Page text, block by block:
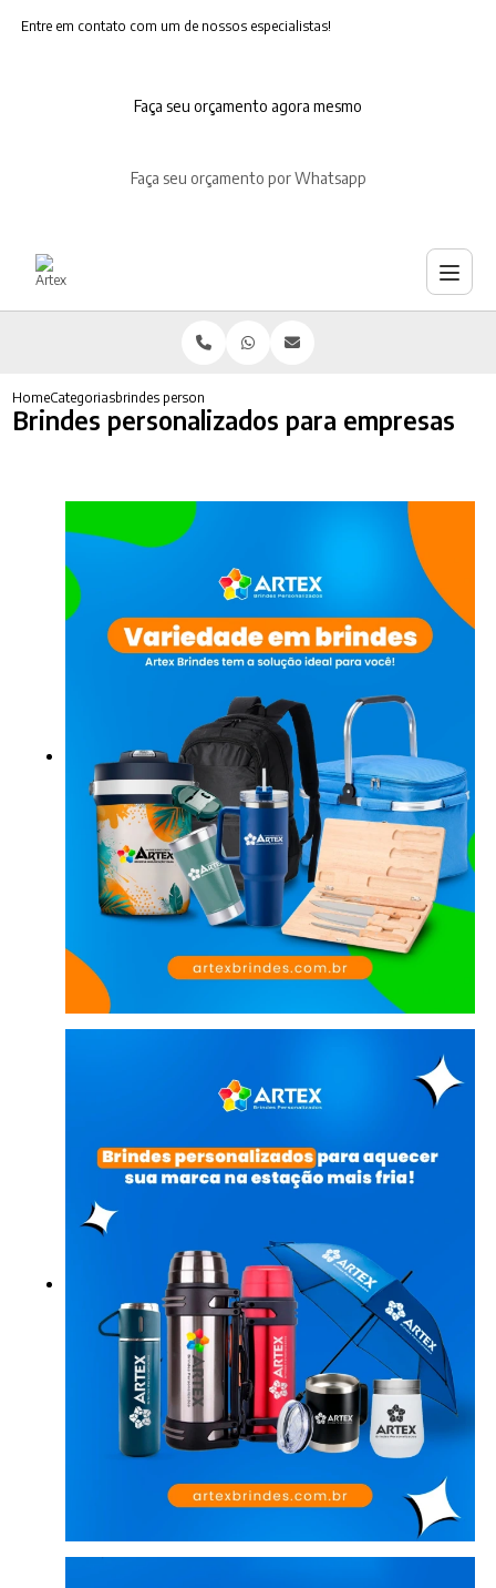
Entre em contato com um de nossos especialistas!
Faça seu orçamento agora mesmo
Faça seu orçamento por Whatsapp
HomeCategoriasbrindes personalizados empresas
Brindes personalizados para empresas